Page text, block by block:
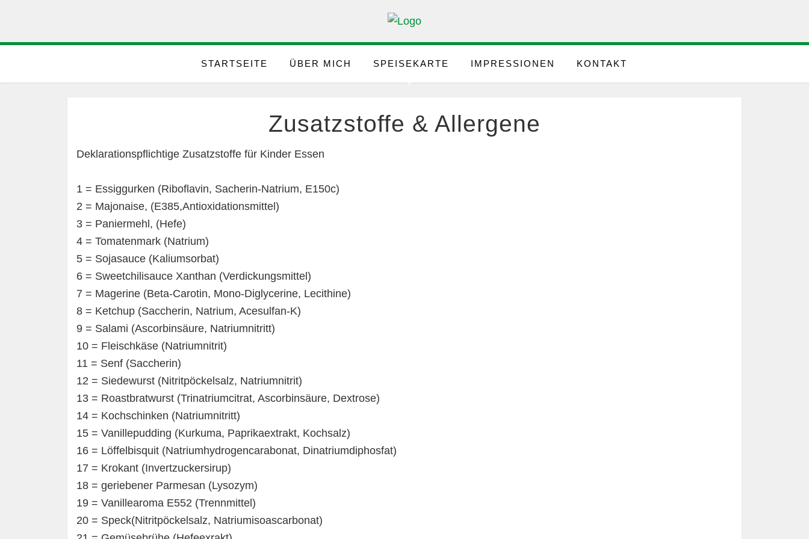
STARTSEITE ÜBER MICH SPEISEKARTE IMPRESSIONEN KONTAKT
Zusatzstoffe & Allergene
Deklarationspflichtige Zusatzstoffe für Kinder Essen
1 = Essiggurken (Riboflavin, Sacherin-Natrium, E150c)
2 = Majonaise, (E385,Antioxidationsmittel)
3 = Paniermehl, (Hefe)
4 = Tomatenmark (Natrium)
5 = Sojasauce (Kaliumsorbat)
6 = Sweetchilisauce Xanthan (Verdickungsmittel)
7 = Magerine (Beta-Carotin, Mono-Diglycerine, Lecithine)
8 = Ketchup (Saccherin, Natrium, Acesulfan-K)
9 = Salami (Ascorbinsäure, Natriumnitritt)
10 = Fleischkäse (Natriumnitrit)
11 = Senf (Saccherin)
12 = Siedewurst (Nitritpöckelsalz, Natriumnitrit)
13 = Roastbratwurst (Trinatriumcitrat, Ascorbinsäure, Dextrose)
14 = Kochschinken (Natriumnitritt)
15 = Vanillepudding (Kurkuma, Paprikaextrakt, Kochsalz)
16 = Löffelbisquit (Natriumhydrogencarabonat, Dinatriumdiphosfat)
17 = Krokant (Invertzuckersirup)
18 = geriebener Parmesan (Lysozym)
19 = Vanillearoma E552 (Trennmittel)
20 = Speck(Nitritpöckelsalz, Natriumisoascarbonat)